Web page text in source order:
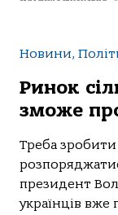
Новини,
Ринок
зможе
Треба
президент
українців вже